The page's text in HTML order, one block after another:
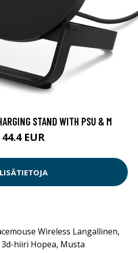
STAND WITH PSU & M
44.4 EUR
LISÄTIETOJA